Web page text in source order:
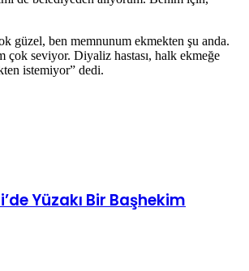
güzel, ben memnunum ekmekten şu anda.
çok seviyor. Diyaliz hastası, halk ekmeğe
istemiyor” dedi.
Yüzakı Bir Başhekim